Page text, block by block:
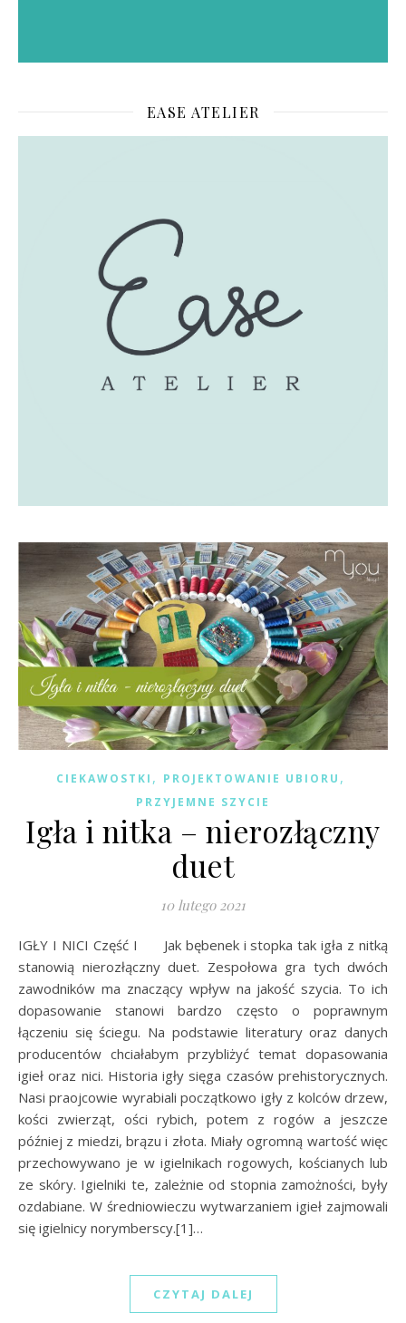
EASE ATELIER
CIEKAWOSTKI , PROJEKTOWANIE UBIORU ,
PRZYJEMNE SZYCIE
Igła i nitka – nierozłączny
duet
10 lutego 2021
IGŁY I NICI Część I Jak bębenek i stopka tak igła z nitką
stanowią nierozłączny duet. Zespołowa gra tych dwóch
zawodników ma znaczący wpływ na jakość szycia. To ich
dopasowanie stanowi bardzo często o poprawnym
łączeniu się ściegu. Na podstawie literatury oraz danych
producentów chciałabym przybliżyć temat dopasowania
igieł oraz nici. Historia igły sięga czasów prehistorycznych.
Nasi praojcowie wyrabiali początkowo igły z kolców drzew,
kości zwierząt, ości rybich, potem z rogów a jeszcze
później z miedzi, brązu i złota. Miały ogromną wartość więc
przechowywano je w igielnikach rogowych, kościanych lub
ze skóry. Igielniki te, zależnie od stopnia zamożności, były
ozdabiane. W średniowieczu wytwarzaniem igieł zajmowali
się igielnicy norymberscy.[1]…
CZYTAJ DALEJ